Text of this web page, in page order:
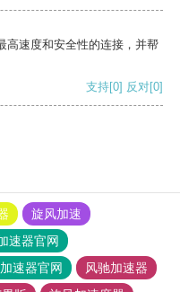
高速度和安全性的连接，并帮
支持[0] 反对[0]
旋风加速
速器官网
速器官网
风驰加速器